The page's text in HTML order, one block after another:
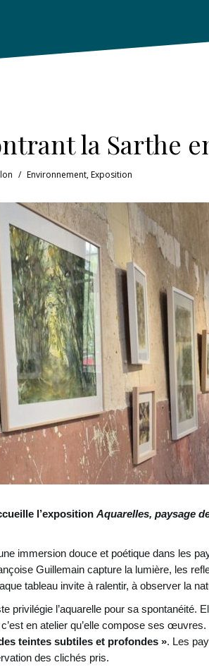
la Sarthe
Environnement,Exposition
l’exposition Aquarelles, paysage
immersion douce et poétique dans les
Guillemain capture la lumière, les
tableau invite à ralentir, à observer la
privilégie l’aquarelle pour sa spontanéité.
en atelier qu’elle compose ses œuvres.
teintes subtiles et profondes ». Les
des clichés pris.